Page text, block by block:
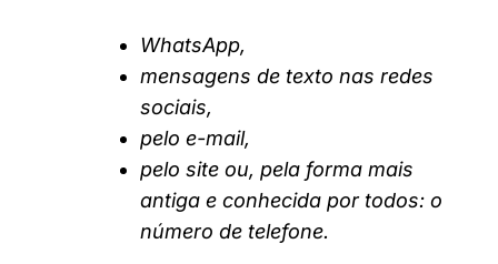
WhatsApp,
mensagens de texto nas redes
sociais,
pelo e-mail,
pelo site ou, pela forma mais
antiga e conhecida por todos: o
número de telefone.